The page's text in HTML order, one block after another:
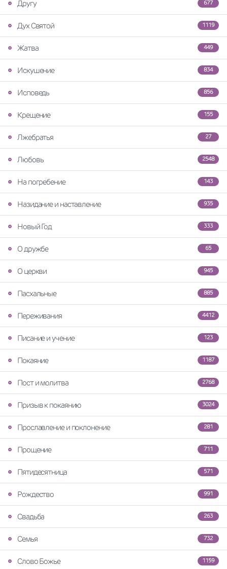
677
Другу
1119
Дух Святой
449
Жатва
834
Искушение
856
Исповедь
155
Крещение
27
Лжебратья
2548
Любовь
143
На погребение
935
Назидание и наставление
333
Новый Год
65
О дружбе
945
О церкви
885
Пасхальные
4412
Переживания
123
Писание и учение
1187
Покаяние
2768
Пост и молитва
3024
Призыв к покаянию
281
Прославление и поклонение
711
Прощение
571
Пятидесятница
991
Рождество
263
Свадьба
732
Семья
1159
Слово Божье